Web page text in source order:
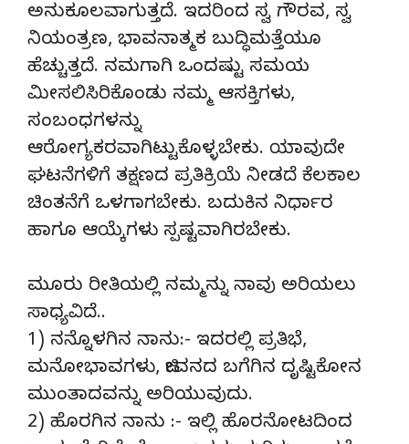
ಅನುಕೂಲವಾಗುತ್ತದೆ. ಇದರಿಂದ ಸ್ವ ಗೌರವ, ಸ್ವ
ನಿಯಂತ್ರಣ, ಭಾವನಾತ್ಮಕ ಬುದ್ಧಿಮತ್ತೆಯೂ
ಹೆಚ್ಚುತ್ತದೆ. ನಮಗಾಗಿ ಒಂದಷ್ಟು ಸಮಯ
ಮೀಸಲಿಸಿರಿಕೊಂಡು ನಮ್ಮ ಆಸಕ್ತಿಗಳು,
ಸಂಬಂಧಗಳನ್ನು
ಆರೋಗ್ಯಕರವಾಗಿಟ್ಟುಕೊಳ್ಳಬೇಕು. ಯಾವುದೇ
ಘಟನೆಗಳಿಗೆ ತಕ್ಷಣದ ಪ್ರತಿಕ್ರಿಯೆ ನೀಡದೆ ಕೆಲಕಾಲ
ಚಿಂತನೆಗೆ ಒಳಗಾಗಬೇಕು. ಬದುಕಿನ ನಿರ್ಧಾರ
ಹಾಗೂ ಆಯ್ಕೆಗಳು ಸ್ಪಷ್ಟವಾಗಿರಬೇಕು.
ಮೂರು ರೀತಿಯಲ್ಲಿ ನಮ್ಮನ್ನು ನಾವು ಅರಿಯಲು
ಸಾಧ್ಯವಿದೆ..
1) ನನ್ನೊಳಗಿನ ನಾನು:- ಇದರಲ್ಲಿ ಪ್ರತಿಭೆ,
ಮನೋಭಾವಗಳು, ಜೀವನದ ಬಗೆಗಿನ ದೃಷ್ಟಿಕೋನ
ಮುಂತಾದವನ್ನು ಅರಿಯುವುದು.
2) ಹೊರಗಿನ ನಾನು :- ಇಲ್ಲಿ ಹೊರನೋಟದಿಂದ